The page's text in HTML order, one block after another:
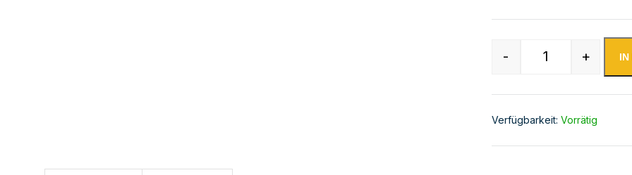
Edelstahl
- + IN
Verfügbarkeit: Vorrätig